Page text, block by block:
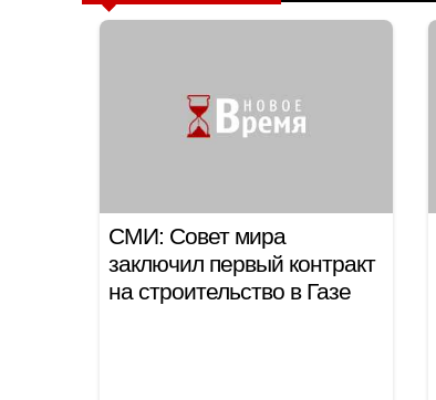
СМИ: Совет мира
заключил первый контракт
на строительство в Газе